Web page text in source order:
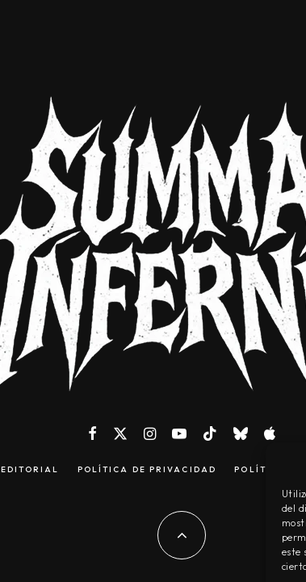
del
este
EDITORIAL POLÍTICA DE PRIVACIDAD POLÍTICA DE